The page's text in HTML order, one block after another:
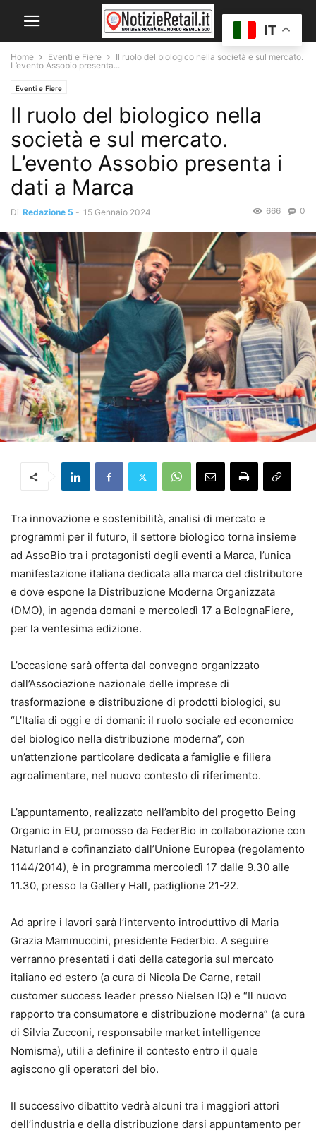
Home Eventi e Fiere
Il ruolo del biologico nella società e sul mercato.
L’evento Assobio presenta...
Eventi e Fiere
Il ruolo del biologico nella
società e sul mercato.
L’evento Assobio presenta i
dati a Marca
Di Redazione 5 - 15 Gennaio 2024 0
666
Tra innovazione e sostenibilità, analisi di mercato e
programmi per il futuro, il settore biologico torna insieme
ad AssoBio tra i protagonisti degli eventi a Marca, l’unica
manifestazione italiana dedicata alla marca del distributore
e dove espone la Distribuzione Moderna Organizzata
(DMO), in agenda domani e mercoledì 17 a BolognaFiere,
per la ventesima edizione.
L’occasione sarà offerta dal convegno organizzato
dall’Associazione nazionale delle imprese di
trasformazione e distribuzione di prodotti biologici, su
“L’Italia di oggi e di domani: il ruolo sociale ed economico
del biologico nella distribuzione moderna”, con
un’attenzione particolare dedicata a famiglie e filiera
agroalimentare, nel nuovo contesto di riferimento.
L’appuntamento, realizzato nell’ambito del progetto Being
Organic in EU, promosso da FederBio in collaborazione con
Naturland e cofinanziato dall’Unione Europea (regolamento
1144/2014), è in programma mercoledì 17 dalle 9.30 alle
11.30, presso la Gallery Hall, padiglione 21-22.
Ad aprire i lavori sarà l’intervento introduttivo di Maria
Grazia Mammuccini, presidente Federbio. A seguire
verranno presentati i dati della categoria sul mercato
italiano ed estero (a cura di Nicola De Carne, retail
customer success leader presso Nielsen IQ) e “Il nuovo
rapporto tra consumatore e distribuzione moderna” (a cura
di Silvia Zucconi, responsabile market intelligence
Nomisma), utili a definire il contesto entro il quale
agiscono gli operatori del bio.
Il successivo dibattito vedrà alcuni tra i maggiori attori
dell’industria e della distribuzione darsi appuntamento per
IT